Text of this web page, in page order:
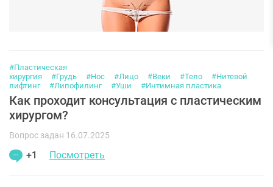
#Пластическая
хирургия
#Грудь #Нос #Лицо #Веки #Тело
#Нитевой
лифтинг
#Липофилинг #Уши #Интимная пластика
Как проходит консультация с пластическим
хирургом?
Вопрос задан 16.07.2025
+1 Посмотреть